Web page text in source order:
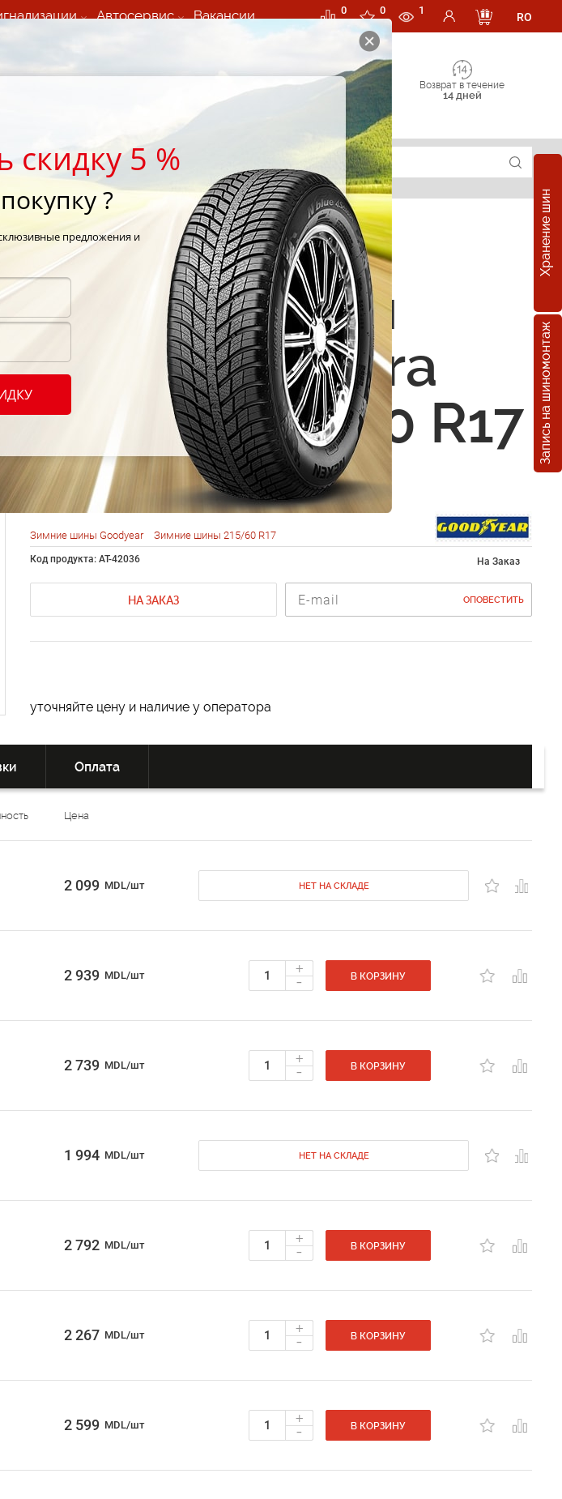
Автосервис Вакансии 0 0 1
RO
Возврат в течение
14 дней
Хранение шин
Запись на шиномонтаж
R17 96H
Зимние шины
Goodyear Ultra
Grip 7+ 215/60 R17
96H
Зимние шины Goodyear Зимние шины 215/60 R17
Код продукта: AT-42036 На Заказ
НА ЗАКАЗ ОПОВЕСТИТЬ
уточняйте цену и наличие у оператора
Оплата
Цена
2 099 MDL/шт НЕТ НА СКЛАДЕ
2 939 MDL/шт +
- В КОРЗИНУ
2 739 MDL/шт +
- В КОРЗИНУ
1 994 MDL/шт НЕТ НА СКЛАДЕ
2 792 MDL/шт +
- В КОРЗИНУ
2 267 MDL/шт +
- В КОРЗИНУ
2 599 MDL/шт +
- В КОРЗИНУ
скидку 5 %
?
предложения и